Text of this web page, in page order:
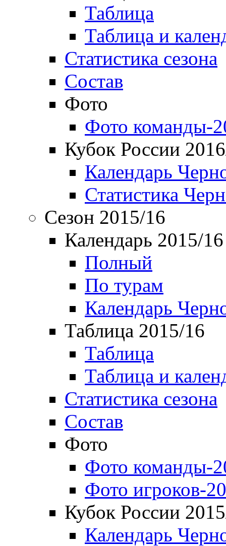
Таблица
Таблица и
Статистика сезона
Состав
Фото
Фото команды-
Кубок России
Календарь
Статистика
Сезон 2015/16
Календарь 2015/16
Полный
По турам
Календарь
Таблица 2015/16
Таблица
Таблица и
Статистика сезона
Состав
Фото
Фото команды-
Фото игроков-
Кубок России
Календарь